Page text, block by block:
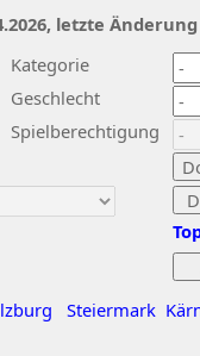
Kategorie
Geschlecht
Spielberechtigung
Steiermark
letzte